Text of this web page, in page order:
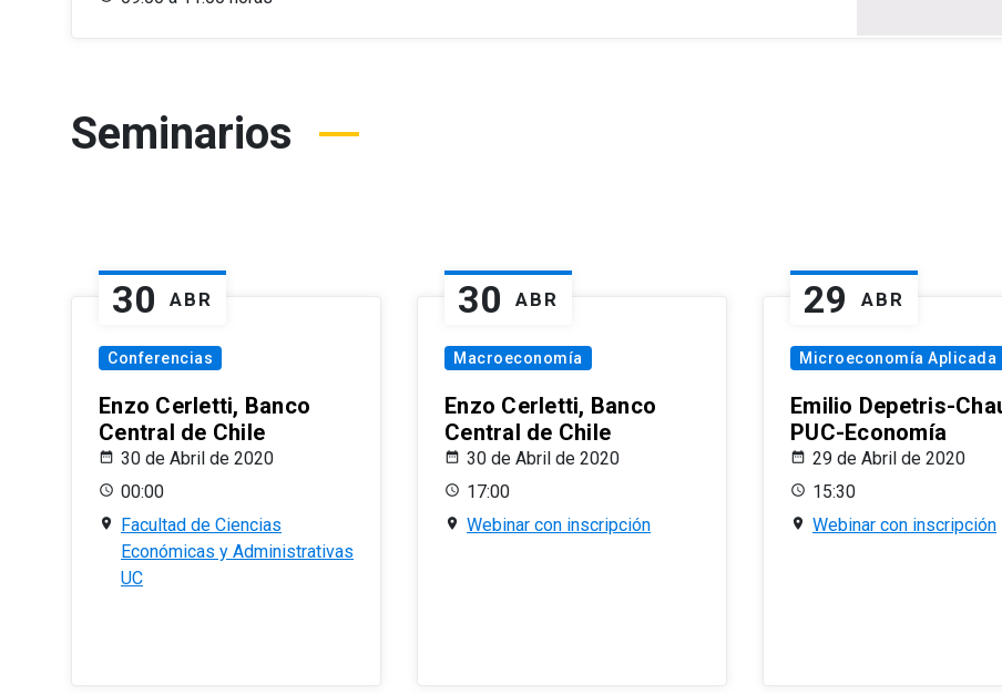
Seminarios
30 ABR
Conferencias
Enzo Cerletti, Banco
Central de Chile
30 de Abril de 2020
00:00
Facultad de Ciencias
Económicas y Administrativas
UC
30 ABR
Macroeconomía
Enzo Cerletti, Banco
Central de Chile
30 de Abril de 2020
17:00
Webinar con inscripción
29 ABR
Microeconomía Aplicada
Emilio Depetris-
PUC-Economía
29 de Abril de 2020
15:30
Webinar con inscripción